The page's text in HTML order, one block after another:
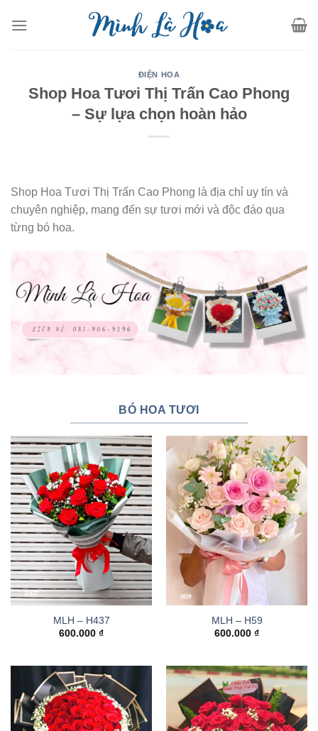
ĐIỆN HOA
Shop Hoa Tươi Thị Trấn Cao Phong
– Sự lựa chọn hoàn hảo
Shop Hoa Tươi Thị Trấn Cao Phong là địa chỉ uy tín và
chuyên nghiệp, mang đến sự tươi mới và độc đáo qua
từng bó hoa.
BÓ HOA TƯƠI
MLH – H437
600.000 ₫
MLH – H59
600.000 ₫